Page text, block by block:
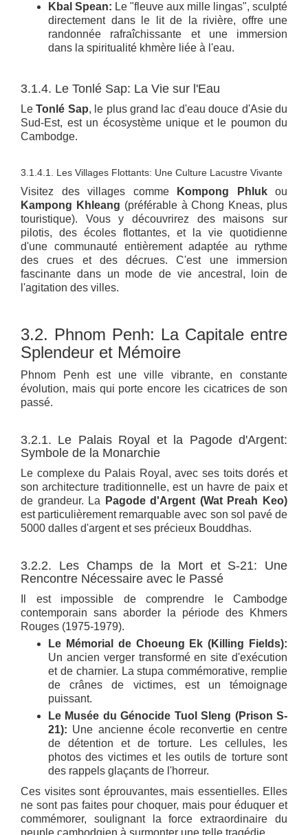
Kbal Spean: Le "fleuve aux mille lingas", sculpté
directement dans le lit de la rivière, offre une
randonnée rafraîchissante et une immersion
dans la spiritualité khmère liée à l'eau.
3.1.4. Le Tonlé Sap: La Vie sur l'Eau
LeTonlé Sap, le plus grand lac d'eau douce d'Asie du
Sud-Est, est un écosystème unique et le poumon du
Cambodge.
3.1.4.1. Les Villages Flottants: Une Culture Lacustre Vivante
Visitez des villages comme Kompong Phlukou
Kampong Khleang (préférable à Chong Kneas, plus
touristique). Vous y découvrirez des maisons sur
pilotis, des écoles flottantes, et la vie quotidienne
d'une communauté entièrement adaptée au rythme
des crues et des décrues. C'est une immersion
fascinante dans un mode de vie ancestral, loin de
l'agitation des villes.
3.2. Phnom Penh: La Capitale entre
Splendeur et Mémoire
Phnom Penh est une ville vibrante, en constante
évolution, mais qui porte encore les cicatrices de son
passé.
3.2.1. Le Palais Royal et la Pagode d'Argent:
Symbole de la Monarchie
Le complexe du Palais Royal, avec ses toits dorés et
son architecture traditionnelle, est un havre de paix et
de grandeur. La
Pagode d'Argent (Wat Preah Keo)
est particulièrement remarquable avec son sol pavé de
5000 dalles d'argent et ses précieux Bouddhas.
3.2.2. Les Champs de la Mort et S-21: Une
Rencontre Nécessaire avec le Passé
Il est impossible de comprendre le Cambodge
contemporain sans aborder la période des Khmers
Rouges (1975-1979).
Le Mémorial de Choeung Ek (Killing Fields):
Un ancien verger transformé en site d'exécution
et de charnier. La stupa commémorative, remplie
de crânes de victimes, est un témoignage
puissant.
Le Musée du Génocide Tuol Sleng (Prison S-
21): Une ancienne école reconvertie en centre
de détention et de torture. Les cellules, les
photos des victimes et les outils de torture sont
des rappels glaçants de l'horreur.
Ces visites sont éprouvantes, mais essentielles. Elles
ne sont pas faites pour choquer, mais pour éduquer et
commémorer, soulignant la force extraordinaire du